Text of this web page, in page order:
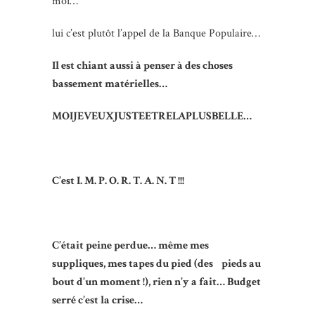
lui c’est plutôt l’appel de la Banque Populaire…
Il est chiant aussi à penser à des choses
bassement matérielles…
MOIJEVEUXJUSTEETRELAPLUSBELLE…
C’est I. M. P. O. R. T. A. N. T !!!
C’était peine perdue… même mes
suppliques, mes tapes du pied (des pieds au
bout d’un moment !), rien n’y a fait… Budget
serré c’est la crise…